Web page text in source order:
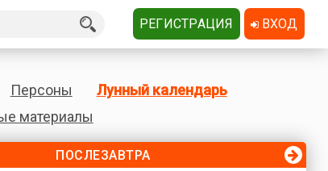
Персоны
Лунный календарь
материалы
ПОСЛЕЗАВТРА
РЕГИСТРАЦИЯ ВХОД